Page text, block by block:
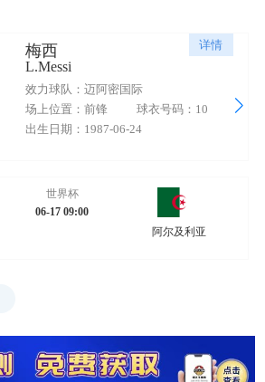
详情
梅西
L.Messi
效力球队：迈阿密国际
场上位置：前锋
球衣号码：10
出生日期：1987-06-24
世界杯
06-17 09:00
阿尔及利亚